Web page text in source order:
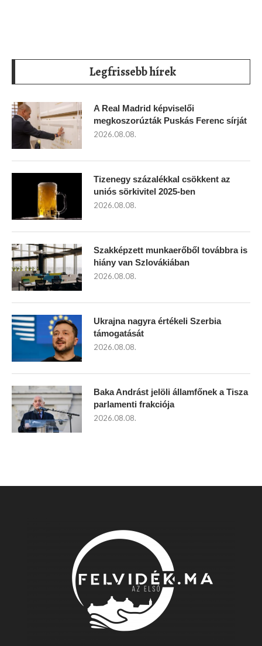
Legfrissebb hírek
A Real Madrid képviselői
megkoszorúzták Puskás Ferenc sírját
2026.08.08.
Tizenegy százalékkal csökkent az
uniós sörkivitel 2025-ben
2026.08.08.
Szakképzett munkaerőből továbbra is
hiány van Szlovákiában
2026.08.08.
Ukrajna nagyra értékeli Szerbia
támogatását
2026.08.08.
Baka Andrást jelöli államfőnek a Tisza
parlamenti frakciója
2026.08.08.